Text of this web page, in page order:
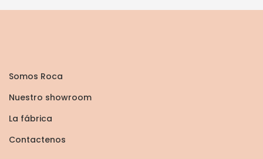
Somos Roca
Nuestro showroom
La fábrica
Contactenos